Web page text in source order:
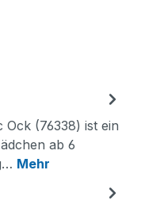
(76338) ist ein
ab 6
Mehr